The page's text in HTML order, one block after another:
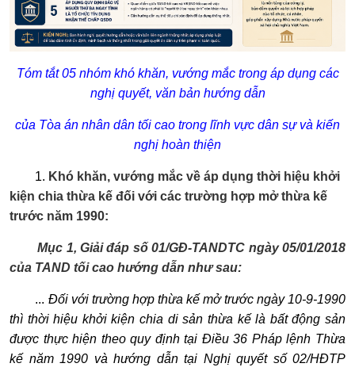
Tóm tắt 05 nhóm khó khăn, vướng mắc trong áp dụng các
nghị quyết, văn bản hướng dẫn
của Tòa án nhân dân tối cao trong lĩnh vực dân sự và kiến
nghị hoàn thiện
1. Khó khăn, vướng mắc về áp dụng thời hiệu khởi
kiện chia thừa kế đối với các trường hợp mở thừa kế
trước năm 1990:
Mục 1, Giải đáp số 01/GĐ-TANDTC ngày 05/01/2018
của TAND tối cao hướng dẫn như sau:
... Đối với trường hợp thừa kế mở trước ngày 10-9-1990
thì thời hiệu khởi kiện chia di sản thừa kế là bất động sản
được thực hiện theo quy định tại Điều 36 Pháp lệnh Thừa
kế năm 1990 và hướng dẫn tại Nghị quyết số 02/HĐTP